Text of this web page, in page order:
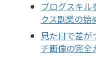
ブログスキル
クス副業の始
見た目で差が
チ画像の完全